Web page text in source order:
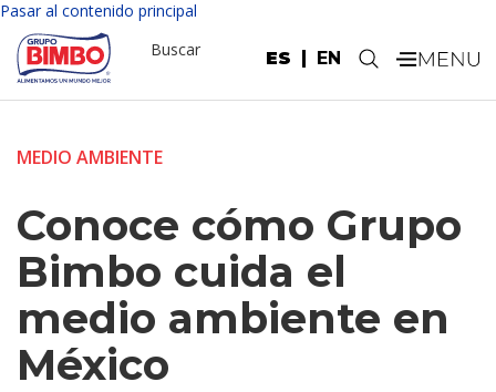
Pasar al contenido principal
ES EN
Buscar .
MEDIO AMBIENTE
Conoce cómo Grupo
Bimbo cuida el
medio ambiente en
México